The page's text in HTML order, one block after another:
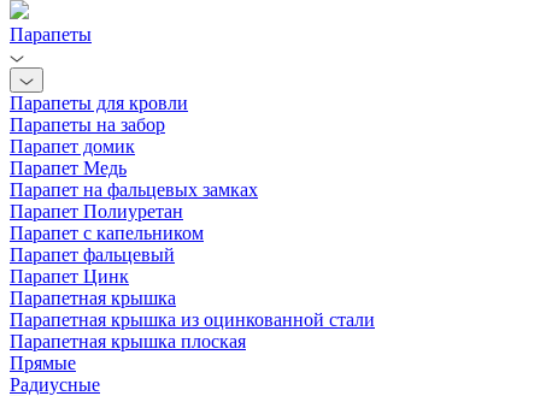
Парапеты
Парапеты для кровли
Парапеты на забор
Парапет домик
Парапет Медь
Парапет на фальцевых замках
Парапет Полиуретан
Парапет с капельником
Парапет фальцевый
Парапет Цинк
Парапетная крышка
Парапетная крышка из оцинкованной стали
Парапетная крышка плоская
Прямые
Радиусные